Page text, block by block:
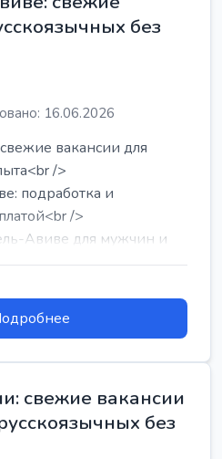
без
16.06.2026
вакансии для
/>
подработка и
/>
Авиве для мужчин и
свежие вакансии
без